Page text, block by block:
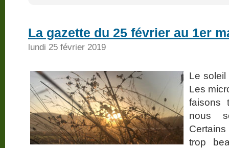
La gazette du 25 février au 1er
lundi 25 février 2019
Le
Les
faisons
nous
trop